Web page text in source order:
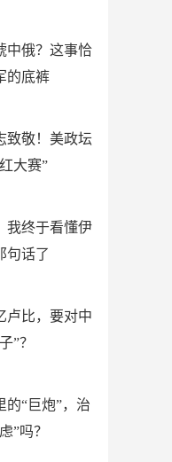
中俄？这事恰
的底裤
致敬！美政坛
大赛”
我终于看懂伊
句话了
卢比，要对中
”？
的“巨炮”，治
”吗？